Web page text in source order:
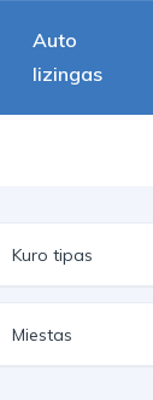
Auto
lizingas